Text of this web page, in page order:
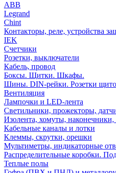
АВВ
Legrand
Chint
Контакторы, реле, устройства
IEK
Счетчики
Розетки, выключатели
Кабель, провод
Боксы. Щитки. Шкафы.
Шины. DIN-рейки. Розетки
Вентиляция
Лампочки и LED-лента
Светильники, прожекторы,
Изолента, хомуты, наконечники,
Кабельные каналы и лотки
Клеммы, скрутки, орешки
Мультиметры, индикаторные
Распределительные коробки.
Теплые полы